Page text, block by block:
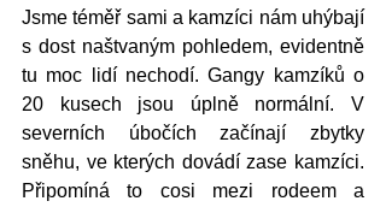
Jsme téměř sami a kamzíci nám uhýbají
s dost naštvaným pohledem, evidentně
tu moc lidí nechodí. Gangy kamzíků o
20 kusech jsou úplně normální. V
severních úbočích začínají zbytky
sněhu, ve kterých dovádí zase kamzíci.
Připomíná to cosi mezi rodeem a